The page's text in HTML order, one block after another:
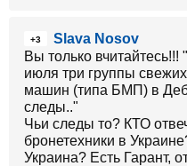
+3
Slava Nosov
Вы только
июля три группы
машин (типа БМП) в
следы.."
Чьи следы то? КТО
бронетехники в
Украина? Есть Гарант,